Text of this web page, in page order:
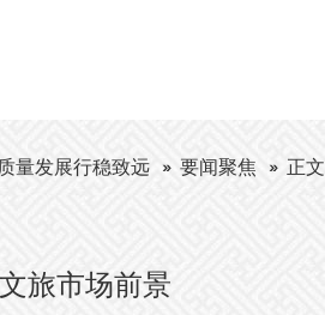
量发展行稳致远 要闻聚焦 正文
旅市场前景